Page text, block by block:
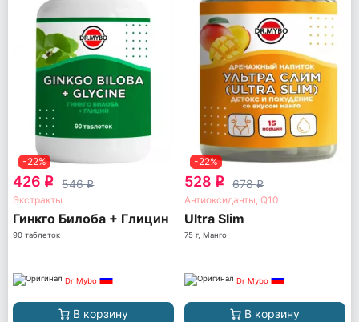
-22%
426 q 546q
Экстракты
Гинкго Билоба + Глицин
90 таблеток
Dr Mybo
В корзину
-22%
528 q 678q
Антиоксиданты, Q10
Ultra Slim
75 г, Манго
Dr Mybo
В корзину